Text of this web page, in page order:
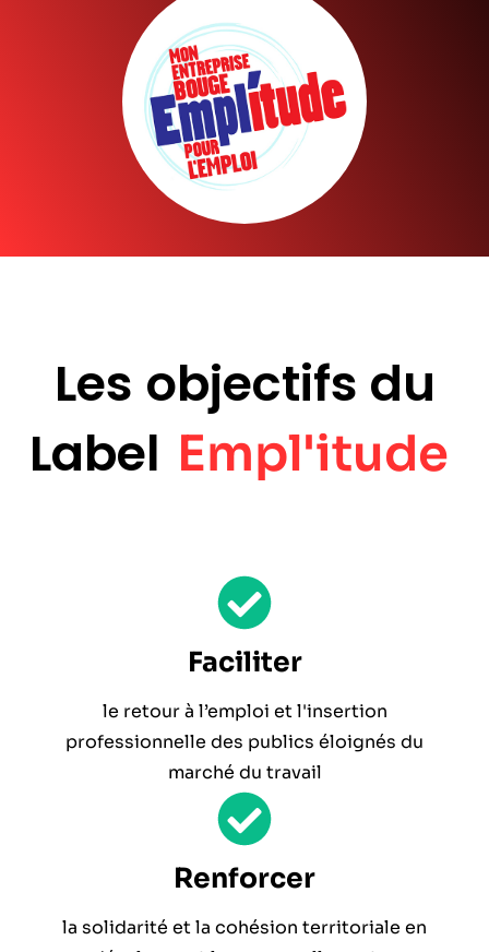
Les objectifs du
Label Empl'itude
Faciliter
le retour à l’emploi et l'insertion
professionnelle des publics éloignés du
marché du travail
Renforcer
la solidarité et la cohésion territoriale en